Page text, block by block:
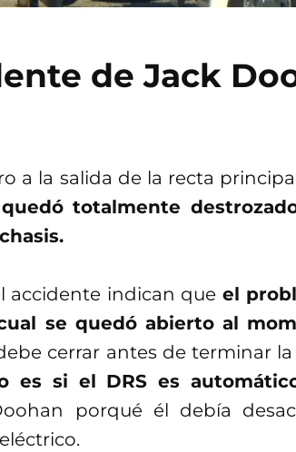
de Jack
a la salida de la recta
quedó totalmente
accidente indican que el
se quedó abierto al
cerrar antes de terminar
es si el DRS es
porqué él debía